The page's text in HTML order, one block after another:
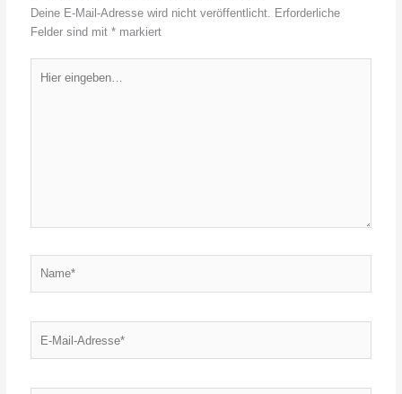
Deine E-Mail-Adresse wird nicht veröffentlicht. Erforderliche
Felder sind mit* markiert
eingeben…
Mail-